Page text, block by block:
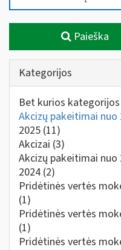
Paieška
Kategorijos
Bet kurios kategorijos
Akcizų pakeitimai nuo
2025 (11)
Akcizai (3)
Akcizų pakeitimai nuo
2024 (2)
Pridėtinės vertės
(1)
Pridėtinės vertės
(1)
Pridėtinės vertės